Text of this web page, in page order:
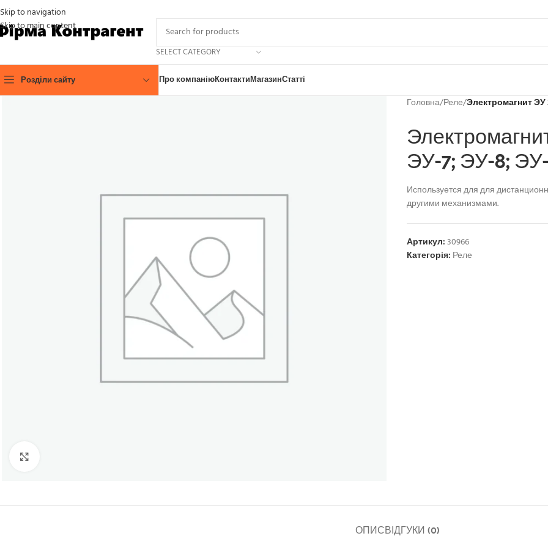
Skip to navigation
Skip to main content
SELECT CATEGORY
Розділи сайту Про компаніюКонтактиМагазинСтатті
Головна/Реле/Электромагнит
ЭУ-7; ЭУ-8;
Используется для для
другими механизмами.
Артикул:30966
Категорія: Реле
ОПИСВІДГУКИ (0)